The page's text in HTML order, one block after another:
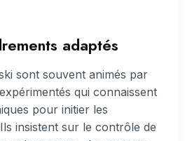
adaptés
sont souvent animés par
qui connaissent
pour initier les
insistent sur le contrôle de